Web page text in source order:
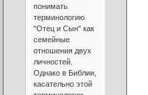
понимать
терминологию
"Отец и Сын" как
семейные
отношения двух
личностей.
Однако в Библии,
касательно этой